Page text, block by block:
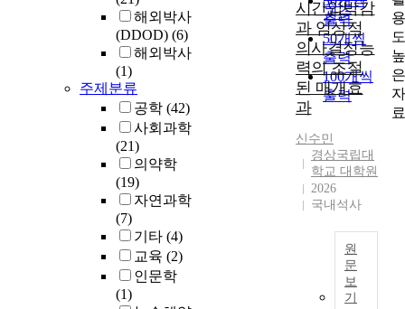
해외박사
(DDOD) (6)
해외박사
(1)
주제분류
공학 (42)
사회과학
(21)
의약학
(19)
자연과학
(7)
기타 (4)
교육 (2)
인문학
(1)
관순
출력
50개씩
출력
100개씩
출력
시간압박감
과 임상적
의사결정능
력의 조절
된 매개효
과
신수민
경상국립대
학교 대학원
2026
국내석사
원
문
보
기
용
도
높
은
자
료